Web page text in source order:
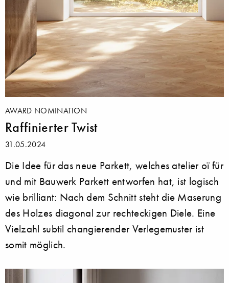
AWARD NOMINATION
Raffinierter Twist
31.05.2024
Die Idee für das neue Parkett, welches atelier oï für
und mit Bauwerk Parkett entworfen hat, ist logisch
wie brilliant: Nach dem Schnitt steht die Maserung
des Holzes diagonal zur rechteckigen Diele. Eine
Vielzahl subtil changierender Verlegemuster ist
somit möglich.